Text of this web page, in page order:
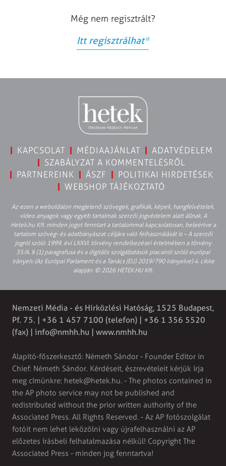
Még nem regisztrált?
Itt regisztrálhat*
KAPCSOLAT MÉDIAAJÁNLAT
ADATVÉDELEM
SZABÁLYZAT A KOMMENTELÉSRŐL
PARTNEREINK
ÁSZF
POLITIKAI HIRDETÉSEK
WEBSHOP TÁJÉKOZTATÓ
Az ezen a weboldalon megjelenő szövegek, grafikák, képek, hangfelvételek,
video anyagok vagy egyéb tartalmak szerzői jogvédelem alatt állnak. A
Hetek.hu Kft. minden jogot fenntart a tartalommal kapcsolatosan, beleértve a
tartalom szöveg- és adatbányászat céljára való felhasználását is – A szerzői
jogról szóló 1999. évi LXXVI. törvény rendelkezései értelmében a törvény
35/A. § (1) paragrafusa és a digitális szolgáltatások piacairól szóló európai
irányelv (Az Európai Parlament és a Tanács (EU) 2019/790 Irányelve) 4. cikke
alapján. © 2026 HETEK.HU Kft.
Nemzeti Média - és Hírközlési Hatóság, 1525 Budapest,
Pf. 75. | +36 1 457 7100 (telefon) | +36 1 356 5520
(fax) | info@nmhh.hu | www.nmhh.hu
Alapító-főszerkesztő: Németh Sándor - Founder Editor in
Chief: Németh Sándor. Kérdéseit, észrevételeit kérjük írja
meg címünkre: hetek@hetek.hu. - The photos contained in
the AP photo service may not be published and
redistributed without the prior written authority of the
Associated Press. All Rights Reserved. - Az AP fotószolgálat
fotóit nem lehet leközölni vagy újrafelhasználni az AP
előzetes írásbeli felhatalmazása nélkül! Copyright The
Associated Press - minden jog fenntartva!